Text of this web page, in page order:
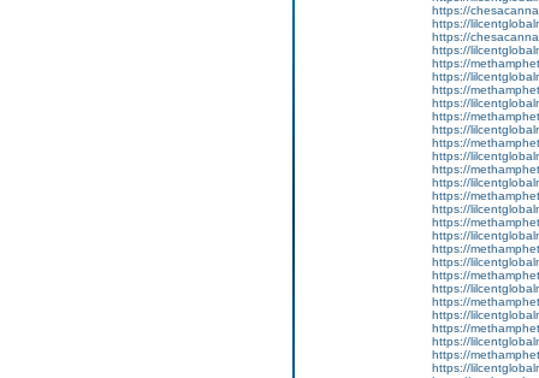
https://
https://
https://
https://
https://
https://
https://
https://
https://
https://
https://
https://
https://
https://
https://
https://
https://
https://
https://
https://
https://
https://
https://
https://
https://
https://
https://
https://